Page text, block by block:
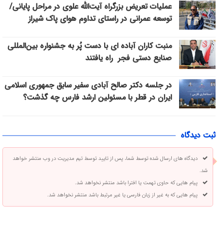
عملیات تعریض بزرگراه آیت‌الله علوی در مراحل پایانی/
توسعه عمرانی در راستای تداوم هوای پاک شیراز
منبت کاران آباده ای با دست پُر به جشنواره بین‌المللی
صنایع دستی فجر راه یافتند
در جلسه دکتر صالح آبادی سفیر سابق جمهوری اسلامی
ایران در قطر با مسئولین ارشد فارس چه گذشت؟
ثبت دیدگاه
دیدگاه های ارسال شده توسط شما، پس از تایید توسط تیم مدیریت در وب منتشر خواهد
شد.
پیام هایی که حاوی تهمت یا افترا باشد منتشر نخواهد شد.
پیام هایی که به غیر از زبان فارسی یا غیر مرتبط باشد منتشر نخواهد شد.